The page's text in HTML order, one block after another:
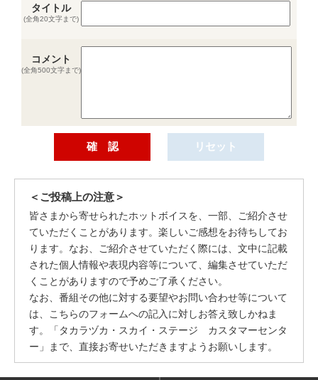
タイトル
(全角20文字まで)
コメント
(全角500文字まで)
＜ご投稿上の注意＞
皆さまから寄せられたホットボイスを、一部、ご紹介させ
ていただくことがあります。楽しいご感想をお待ちしてお
ります。なお、ご紹介させていただく際には、文中に記載
された個人情報や表現内容等について、編集させていただ
くことがありますので予めご了承ください。
なお、番組その他に対する要望やお問い合わせ等について
は、こちらのフォームへの記入に対しお答え致しかねま
す。「タカラヅカ・スカイ・ステージ カスタマーセンタ
ー」まで、直接お寄せいただきますようお願いします。